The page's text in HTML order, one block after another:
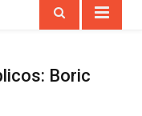
Boric